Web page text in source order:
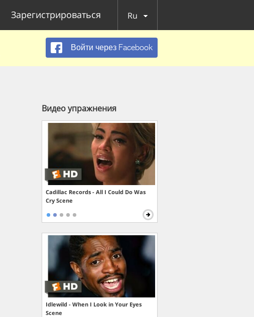
Зарегистрироваться Ru
Войти через Facebook
Видео упражнения
Cadillac Records - All I Could Do Was
Cry Scene
Idlewild - When I Look in Your Eyes
Scene